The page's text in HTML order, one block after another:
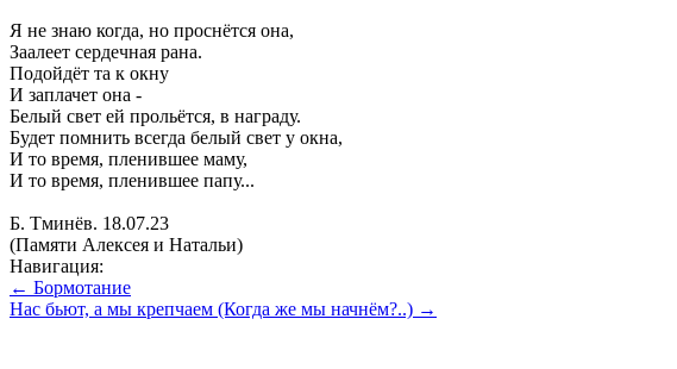
Я не знаю когда, но проснётся она,
Заалеет сердечная рана.
Подойдёт та к окну
И заплачет она -
Белый свет ей прольётся, в награду.
Будет помнить всегда белый свет у окна,
И то время, пленившее маму,
И то время, пленившее папу...
Б. Тминёв. 18.07.23
(Памяти Алексея и Натальи)
Навигация:
← Бормотание
Нас бьют, а мы крепчаем (Когда же мы начнём?..) →